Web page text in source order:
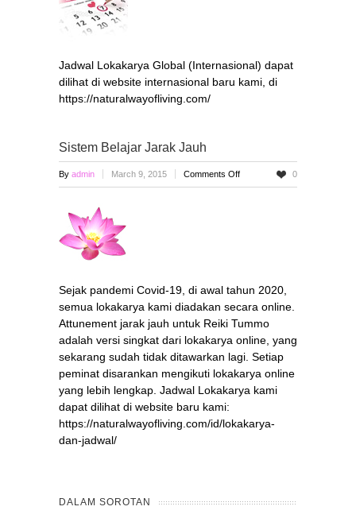
Jadwal Lokakarya Global (Internasional) dapat
dilihat di website internasional baru kami, di
https://naturalwayofliving.com/
Sistem Belajar Jarak Jauh
By admin March 9, 2015 Comments Offon
Sistem
0
Sejak pandemi Covid-19, di awal tahun 2020,
semua lokakarya kami diadakan secara online.
Attunement jarak jauh untuk Reiki Tummo
adalah versi singkat dari lokakarya online, yang
sekarang sudah tidak ditawarkan lagi. Setiap
peminat disarankan mengikuti lokakarya online
yang lebih lengkap. Jadwal Lokakarya kami
dapat dilihat di website baru kami:
https://naturalwayofliving.com/id/lokakarya-
dan-jadwal/
DALAM SOROTAN